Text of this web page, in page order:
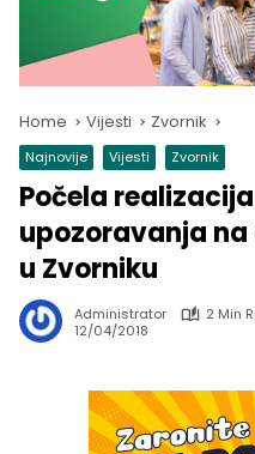
Home Vijesti Zvornik
Najnovije Vijesti Zvornik
Počela
upozoravanja
u Zvorniku
Administrator
2 Min
12/04/2018